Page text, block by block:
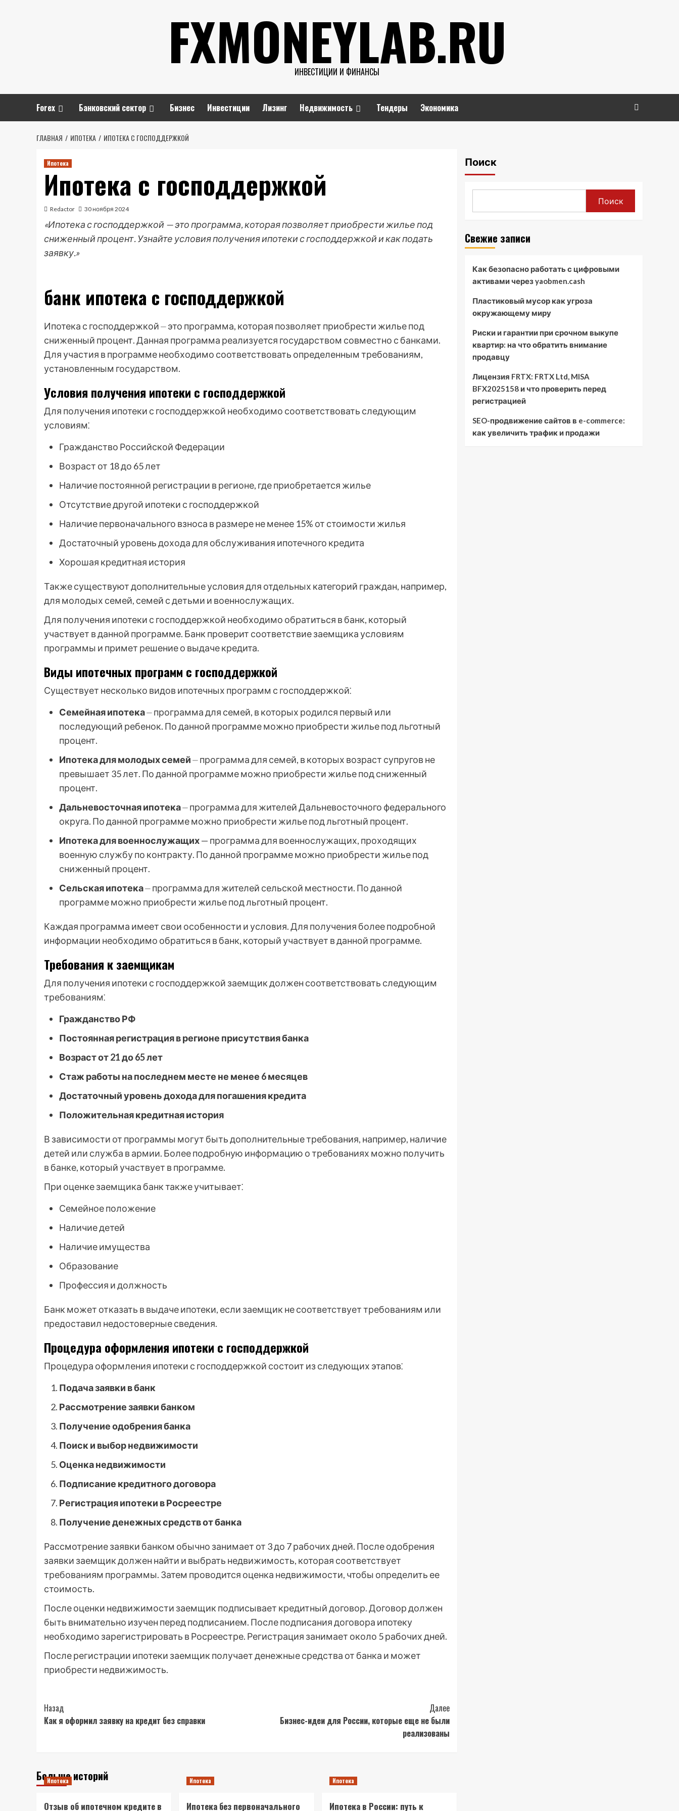
FXMONEYLAB.RU
ИНВЕСТИЦИИ И ФИНАНСЫ
Forex Банковский сектор Бизнес Инвестиции Лизинг Недвижимость Тендеры Экономика
ГЛАВНАЯ ИПОТЕКА ИПОТЕКА С ГОСПОДДЕРЖКОЙ
Ипотека
Ипотека с господдержкой
Redactor 30 ноября 2024
«Ипотека с господдержкой — это программа, которая позволяет приобрести жилье под
сниженный процент. Узнайте условия получения ипотеки с господдержкой и как подать
заявку.»
банк ипотека с господдержкой
Ипотека с господдержкой ⏤ это программа, которая позволяет приобрести жилье под
сниженный процент. Данная программа реализуется государством совместно с банками.
Для участия в программе необходимо соответствовать определенным требованиям,
установленным государством.
Условия получения ипотеки с господдержкой
Для получения ипотеки с господдержкой необходимо соответствовать следующим
условиям⁚
Гражданство Российской Федерации
Возраст от 18 до 65 лет
Наличие постоянной регистрации в регионе, где приобретается жилье
Отсутствие другой ипотеки с господдержкой
Наличие первоначального взноса в размере не менее 15% от стоимости жилья
Достаточный уровень дохода для обслуживания ипотечного кредита
Хорошая кредитная история
Также существуют дополнительные условия для отдельных категорий граждан, например,
для молодых семей, семей с детьми и военнослужащих.
Для получения ипотеки с господдержкой необходимо обратиться в банк, который
участвует в данной программе. Банк проверит соответствие заемщика условиям
программы и примет решение о выдаче кредита.
Виды ипотечных программ с господдержкой
Существует несколько видов ипотечных программ с господдержкой⁚
Семейная ипотека⏤ программа для семей, в которых родился первый или
последующий ребенок. По данной программе можно приобрести жилье под льготный
процент.
Ипотека для молодых семей⏤ программа для семей, в которых возраст супругов не
превышает 35 лет. По данной программе можно приобрести жилье под сниженный
процент.
Дальневосточная ипотека⏤ программа для жителей Дальневосточного федерального
округа. По данной программе можно приобрести жилье под льготный процент.
Ипотека для военнослужащих— программа для военнослужащих, проходящих
военную службу по контракту. По данной программе можно приобрести жилье под
сниженный процент.
Сельская ипотека⏤ программа для жителей сельской местности. По данной
программе можно приобрести жилье под льготный процент.
Каждая программа имеет свои особенности и условия. Для получения более подробной
информации необходимо обратиться в банк, который участвует в данной программе.
Требования к заемщикам
Для получения ипотеки с господдержкой заемщик должен соответствовать следующим
требованиям⁚
Гражданство РФ
Постоянная регистрация в регионе присутствия банка
Возраст от 21 до 65 лет
Стаж работы на последнем месте не менее 6 месяцев
Достаточный уровень дохода для погашения кредита
Положительная кредитная история
В зависимости от программы могут быть дополнительные требования, например, наличие
детей или служба в армии. Более подробную информацию о требованиях можно получить
в банке, который участвует в программе.
При оценке заемщика банк также учитывает⁚
Семейное положение
Наличие детей
Наличие имущества
Образование
Профессия и должность
Банк может отказать в выдаче ипотеки, если заемщик не соответствует требованиям или
предоставил недостоверные сведения.
Процедура оформления ипотеки с господдержкой
Процедура оформления ипотеки с господдержкой состоит из следующих этапов⁚
Подача заявки в банк
Рассмотрение заявки банком
Получение одобрения банка
Поиск и выбор недвижимости
Оценка недвижимости
Подписание кредитного договора
Регистрация ипотеки в Росреестре
Получение денежных средств от банка
Рассмотрение заявки банком обычно занимает от 3 до 7 рабочих дней. После одобрения
заявки заемщик должен найти и выбрать недвижимость, которая соответствует
требованиям программы. Затем проводится оценка недвижимости, чтобы определить ее
стоимость.
После оценки недвижимости заемщик подписывает кредитный договор. Договор должен
быть внимательно изучен перед подписанием. После подписания договора ипотеку
необходимо зарегистрировать в Росреестре. Регистрация занимает около 5 рабочих дней.
После регистрации ипотеки заемщик получает денежные средства от банка и может
приобрести недвижимость.
Post
Navigation
Назад
Как я оформил заявку на кредит без справки
Далее
Бизнес-идеи для России, которые еще не были
реализованы
Больше историй
Ипотека
Отзыв об ипотечном кредите в
Ипотека
Ипотека без первоначального
Ипотека
Ипотека в России: путь к
Поиск
Поиск
Свежие записи
Как безопасно работать с цифровыми
активами через yaobmen.cash
Пластиковый мусор как угроза
окружающему миру
Риски и гарантии при срочном выкупе
квартир: на что обратить внимание
продавцу
Лицензия FRTX: FRTX Ltd, MISA
BFX2025158 и что проверить перед
регистрацией
SEO-продвижение сайтов в e-commerce:
как увеличить трафик и продажи